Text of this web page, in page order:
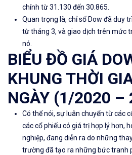
chính từ 31.130 đến 30.865.
Quan trọng là, chỉ số Dow đã duy
từ tháng 3, và giao dịch trên mức
nó.
BIỂU ĐỒ GIÁ
KHUNG THỜI
NGÀY (1/2020 –
Có thể nói, sự luân chuyển từ các
các cổ phiếu có giá trị hợp lý hơn,
nghiệp, đang diễn ra do những
trường đã tạo ra những bức tranh